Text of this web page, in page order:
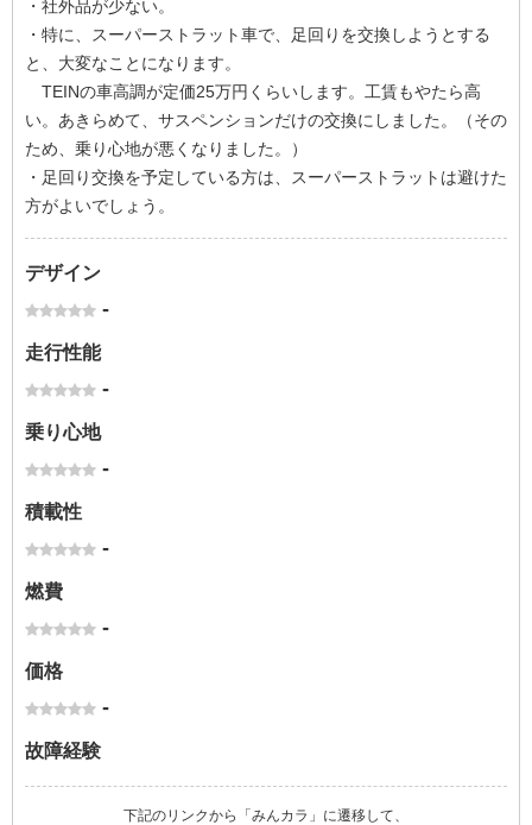
・社外品が少ない。
・特に、スーパーストラット車で、足回りを交換しようとする
と、大変なことになります。
TEINの車高調が定価25万円くらいします。工賃もやたら高
い。あきらめて、サスペンションだけの交換にしました。（その
ため、乗り心地が悪くなりました。）
・足回り交換を予定している方は、スーパーストラットは避けた
方がよいでしょう。
デザイン
-
走行性能
-
乗り心地
-
積載性
-
燃費
-
価格
-
故障経験
下記のリンクから「みんカラ」に遷移して、